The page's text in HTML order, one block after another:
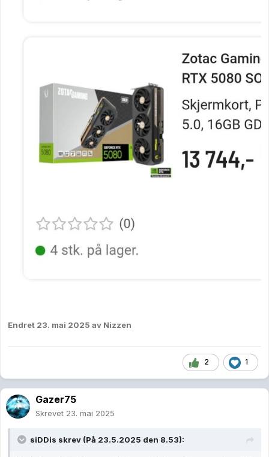
Endret 23. mai 2025 av Nizzen
2 1
Gazer75
Skrevet 23. mai 2025
siDDis skrev (På 23.5.2025 den 8.53):